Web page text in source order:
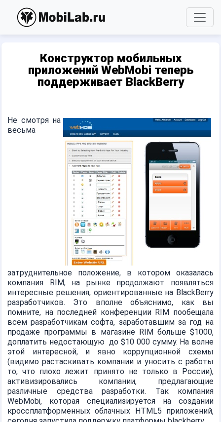
Конструктор мобильных
приложений WebMobi теперь
поддерживает BlackBerry
Не смотря на
весьма
затруднительное положение, в котором оказалась
компания RIM, на рынке продолжают появляться
интересные решения, ориентированные на BlackBerry
разработчиков. Это вполне объяснимо, как вы
помните, на последней конференции RIM пообещала
всем разработчикам софта, заработавшим за год на
продаже программы в магазине RIM больше $1000,
доплатить недостающую до $10 000 сумму. На волне
этой интересной, и явно коррупционной схемы
(видимо растаскивать компании и уносить с работы
то, что плохо лежит принято не только в России),
активизировались компании, предлагающие
различные средства разработки. Так компания
WebMobi, которая специализируется на создании
кроссплатформенных облачных HTML5 приложений,